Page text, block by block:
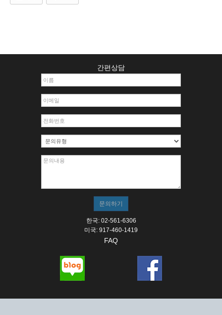
간편상담
한국: 02-561-6306
미국: 917-460-1419
FAQ